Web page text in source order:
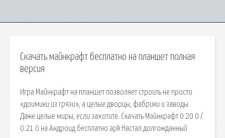
Скачать майнкрафт бесплатно на планшет полная
версия
Игра Майнкрафт на планшет позволяет строить не просто
«доимики из грязи», а целые дворцы, фабрики и заводы.
Даже целые миры, если захотите. Скачать Майнкрафт 0.20.0 /
0.21.0 на Андроид бесплатно apk Настал долгожданный